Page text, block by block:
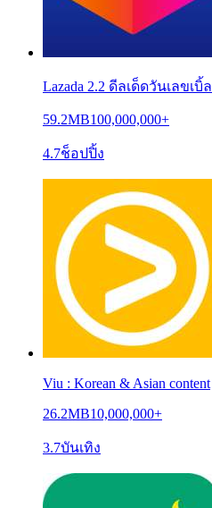
Lazada 2.2 ดีลเด็ดวันเลขเบิ้ล
59.2MB100,000,000+
4.7ช็อปปิ้ง
Viu : Korean & Asian content
26.2MB10,000,000+
3.7บันเทิง